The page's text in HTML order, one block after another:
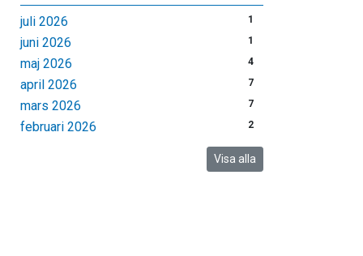
juli 2026 1
juni 2026 1
maj 2026 4
april 2026 7
mars 2026 7
februari 2026 2
Visa alla